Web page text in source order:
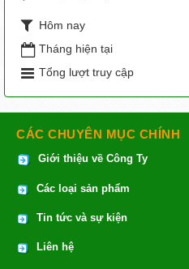
Hôm nay
Tháng hiện tại
Tổng lượt truy cập
CÁC CHUYÊN MỤC CHÍNH
Giới thiệu về Công Ty
Các loại sản phẩm
Tin tức và sự kiện
Liên hệ